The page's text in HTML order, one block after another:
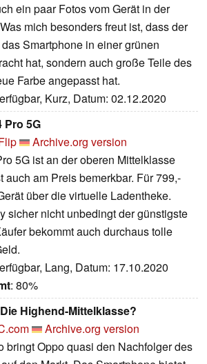
ein paar Fotos vom Gerät in der
mich besonders freut ist, dass der
Smartphone in einer grünen
hat, sondern auch große Teile des
Farbe angepasst hat.
Kurz, Datum: 02.12.2020
Pro 5G
Archive.org version
5G ist an der oberen Mittelklasse
auch am Preis bemerkbar. Für 799,-
über die virtuelle Ladentheke.
sicher nicht unbedingt der günstigste
bekommt auch durchaus tolle
Lang, Datum: 17.10.2020
: 80%
Highend-Mittelklasse?
Archive.org version
bringt Oppo quasi den Nachfolger des